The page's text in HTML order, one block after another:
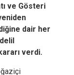
ve Gösteri
dair her
verdi.